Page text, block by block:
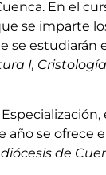
En el
se imparte
se estudiarán
I,
año se ofrece
de